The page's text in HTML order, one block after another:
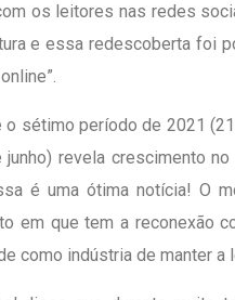
os leitores nas redes
e essa redescoberta foi
o sétimo período de 2021
revela crescimento
é uma ótima notícia! O
em que tem a reconexão
como indústria de manter a